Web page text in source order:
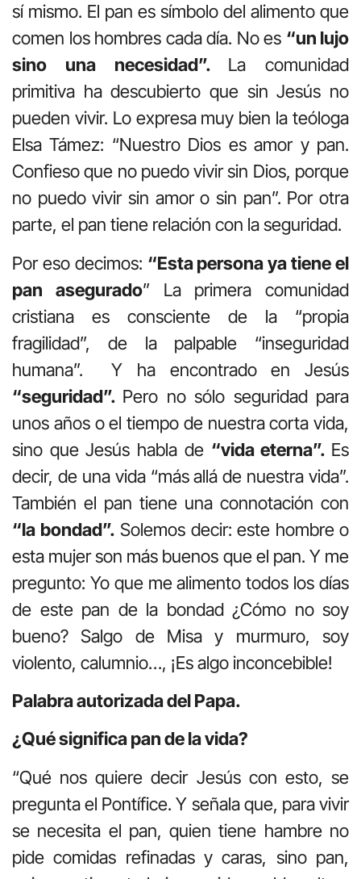
sí mismo. El pan es símbolo del alimento que
comen los hombres cada día. No es “un lujo
sino una necesidad”. La comunidad
primitiva ha descubierto que sin Jesús no
pueden vivir. Lo expresa muy bien la teóloga
Elsa Támez: “Nuestro Dios es amor y pan.
Confieso que no puedo vivir sin Dios, porque
no puedo vivir sin amor o sin pan”. Por otra
parte, el pan tiene relación con la seguridad.
Por eso decimos: “Esta persona ya tiene el
pan asegurado” La primera comunidad
cristiana es consciente de la “propia
fragilidad”, de la palpable “inseguridad
humana”. Y ha encontrado en Jesús
“seguridad”. Pero no sólo seguridad para
unos años o el tiempo de nuestra corta vida,
sino que Jesús habla de “vida eterna”. Es
decir, de una vida “más allá de nuestra vida”.
También el pan tiene una connotación con
“la bondad”. Solemos decir: este hombre o
esta mujer son más buenos que el pan. Y me
pregunto: Yo que me alimento todos los días
de este pan de la bondad ¿Cómo no soy
bueno? Salgo de Misa y murmuro, soy
violento, calumnio…, ¡Es algo inconcebible!
Palabra autorizada del Papa.
¿Qué significa pan de la vida?
“Qué nos quiere decir Jesús con esto, se
pregunta el Pontífice. Y señala que, para vivir
se necesita el pan, quien tiene hambre no
pide comidas refinadas y caras, sino pan,